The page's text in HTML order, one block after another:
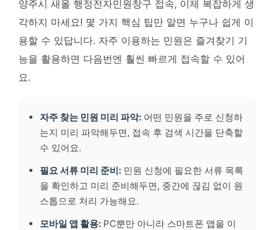
양주시 새올 행정전자민원창구 접속, 이제 복잡하게 생
각하지 마세요! 몇 가지 핵심 팁만 알면 누구나 쉽게 이
용할 수 있답니다. 자주 이용하는 민원은 즐겨찾기 기
능을 활용하면 다음번엔 훨씬 빠르게 접속할 수 있어
요.
자주 찾는 민원 미리 파악: 어떤 민원을 주로 신청하
는지 미리 파악해두면, 접속 후 검색 시간을 단축할
수 있어요.
필요 서류 미리 준비: 민원 신청에 필요한 서류 목록
을 확인하고 미리 준비해두면, 중간에 끊김 없이 원
스톱으로 처리 가능해요.
모바일 앱 활용: PC뿐만 아니라 스마트폰 앱을 이